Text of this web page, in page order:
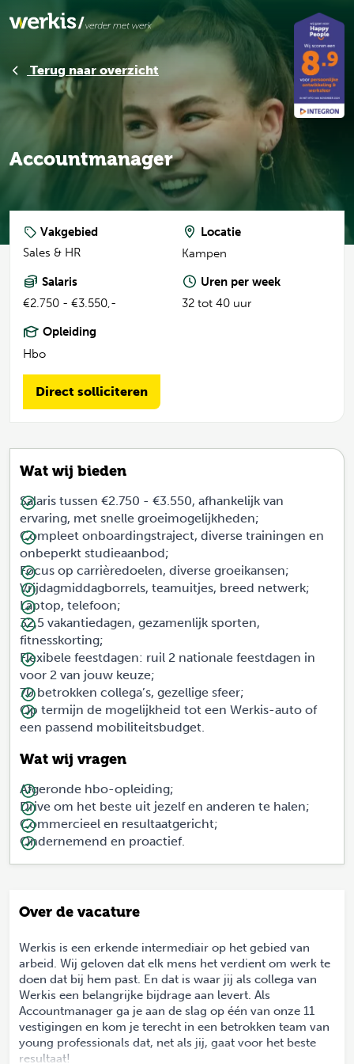
Terug naar overzicht
Accountmanager
Vakgebied
Sales & HR
Locatie
Kampen
Salaris
€2.750 - €3.550,-
Uren per week
32 tot 40 uur
Opleiding
Hbo
Direct solliciteren
Wat wij bieden
Salaris tussen €2.750 - €3.550, afhankelijk van
ervaring, met snelle groeimogelijkheden;
Compleet onboardingstraject, diverse trainingen en
onbeperkt studieaanbod;
Focus op carrièredoelen, diverse groeikansen;
Vrijdagmiddagborrels, teamuitjes, breed netwerk;
Laptop, telefoon;
32,5 vakantiedagen, gezamenlijk sporten,
fitnesskorting;
Flexibele feestdagen: ruil 2 nationale feestdagen in
voor 2 van jouw keuze;
70 betrokken collega’s, gezellige sfeer;
Op termijn de mogelijkheid tot een Werkis-auto of
een passend mobiliteitsbudget.
Wat wij vragen
Afgeronde hbo-opleiding;
Drive om het beste uit jezelf en anderen te halen;
Commercieel en resultaatgericht;
Ondernemend en proactief.
Over de vacature
Werkis is een erkende intermediair op het gebied van
arbeid. Wij geloven dat elk mens het verdient om werk te
doen dat bij hem past. En dat is waar jij als collega van
Werkis een belangrijke bijdrage aan levert. Als
Accountmanager ga je aan de slag op één van onze 11
vestigingen en kom je terecht in een betrokken team van
young professionals dat, net als jij, gaat voor het beste
resultaat!